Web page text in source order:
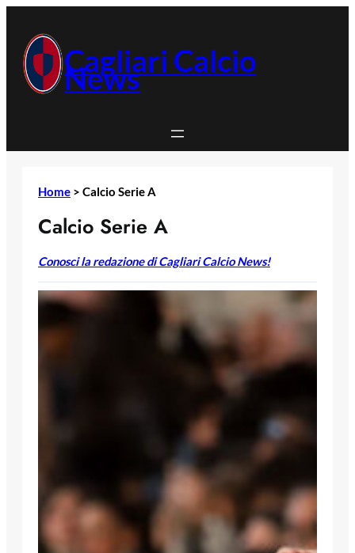
contenuto Cagliari Calcio
News
Home > Calcio Serie A
Calcio Serie A
Conosci la redazione di Cagliari Calcio News!